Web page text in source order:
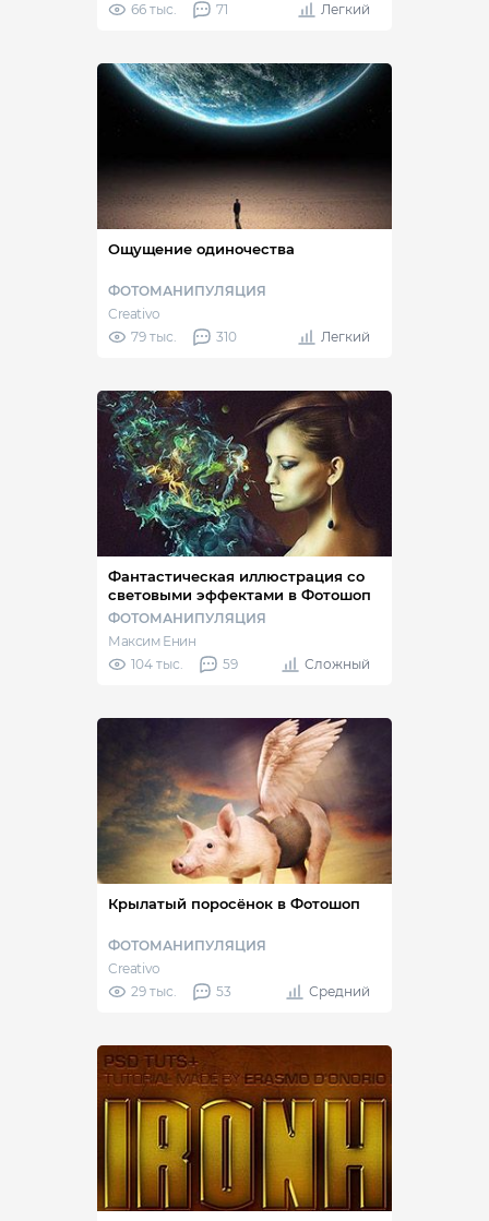
66 тыс.
71 Легкий
Ощущение одиночества
ФОТОМАНИПУЛЯЦИЯ
Creativo
79 тыс.
310 Легкий
Фантастическая иллюстрация со
световыми эффектами в Фотошоп
ФОТОМАНИПУЛЯЦИЯ
Максим Енин
104 тыс.
59 Сложный
Крылатый поросёнок в Фотошоп
ФОТОМАНИПУЛЯЦИЯ
Creativo
29 тыс.
53 Средний